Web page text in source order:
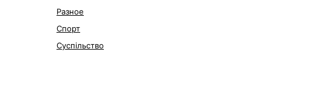
Разное
Спорт
Суспільство